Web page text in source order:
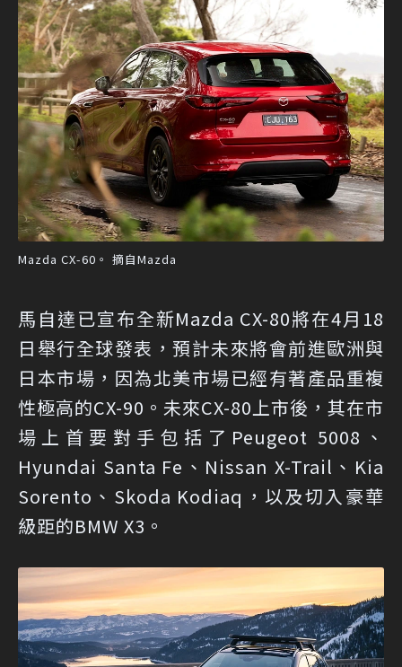
Mazda CX-60。 摘自Mazda
馬自達已宣布全新Mazda CX-80將在4月18
日舉行全球發表，預計未來將會前進歐洲與
日本市場，因為北美市場已經有著產品重複
性極高的CX-90。未來CX-80上市後，其在市
場上首要對手包括了Peugeot 5008、
Hyundai Santa Fe、Nissan X-Trail、Kia
Sorento、Skoda Kodiaq，以及切入豪華
級距的BMW X3。